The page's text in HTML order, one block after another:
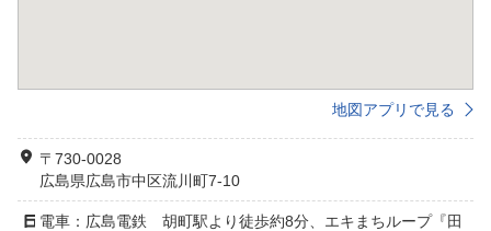
地図アプリで見る
〒730-0028
広島県広島市中区流川町7-10
電車：広島電鉄 胡町駅より徒歩約8分、エキまちループ『田